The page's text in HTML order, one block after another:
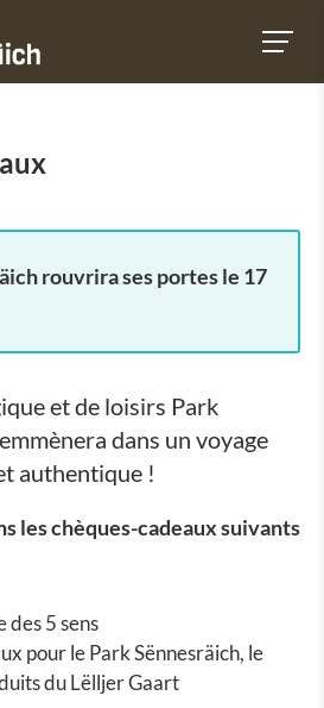
rouvrira ses portes le 17
et de loisirs Park
dans un voyage
authentique !
les chèques-cadeaux suivants
des 5 sens
pour le Park Sënnesräich, le
du Lëlljer Gaart